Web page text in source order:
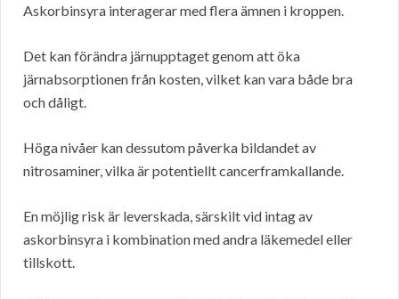
Askorbinsyra interagerar med flera ämnen i kroppen.
Det kan förändra järnupptaget genom att öka
järnabsorptionen från kosten, vilket kan vara både bra
och dåligt.
Höga nivåer kan dessutom påverka bildandet av
nitrosaminer, vilka är potentiellt cancerframkallande.
En möjlig risk är leverskada, särskilt vid intag av
askorbinsyra i kombination med andra läkemedel eller
tillskott.